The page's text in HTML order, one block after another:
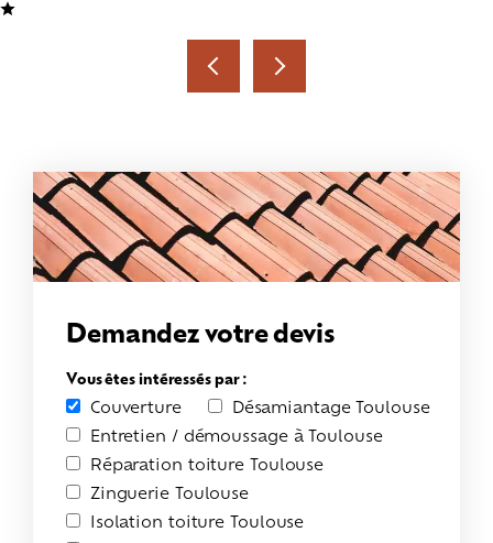
Demandez votre devis
Vous êtes intéressés par :
Couverture
Désamiantage Toulouse
Entretien / démoussage à Toulouse
Réparation toiture Toulouse
Zinguerie Toulouse
Isolation toiture Toulouse